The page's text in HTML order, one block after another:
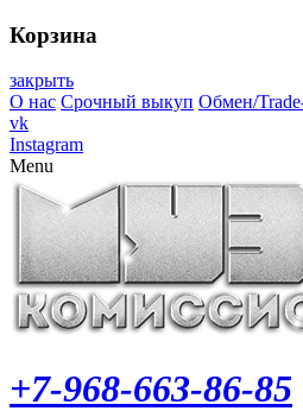
Корзина
закрыть
О нас Срочный выкуп Обмен/
vk
Instagram
Menu
+7-968-663-86-85